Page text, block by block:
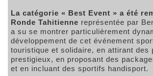
La catégorie « Best Event » a été
Ronde Tahitienne représentée par
a su se montrer particulièrement
développement de cet événement
touristique et solidaire, en attirant des
prestigieux, en proposant des
et en incluant des sportifs handisport.